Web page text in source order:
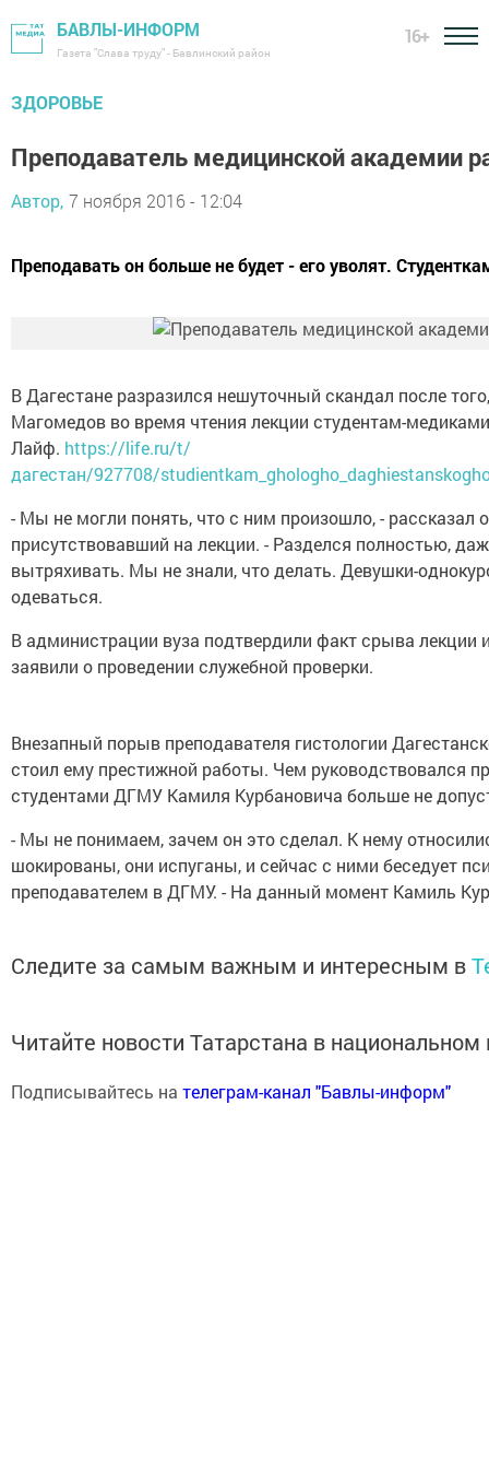
БАВЛЫ-ИНФОРМ
Газета "Слава труду" - Бавлинский район
16+
ЗДОРОВЬЕ
Преподаватель медицинской академии
Автор, 7 ноября 2016 - 12:04
Преподавать он больше не будет - его уволят.
В Дагестане разразился нешуточный скандал после
Магомедов во время чтения лекции студентам-
Лайф. https://life.ru/t/
дагестан/927708/
- Мы не могли понять, что с ним произошло, - рассказал
присутствовавший на лекции. - Разделся полностью,
вытряхивать. Мы не знали, что делать. Девушки-
одеваться.
В администрации вуза подтвердили факт срыва лекции
заявили о проведении служебной проверки.
Внезапный порыв преподавателя гистологии
стоил ему престижной работы. Чем руководствовался
студентами ДГМУ Камиля Курбановича больше не
- Мы не понимаем, зачем он это сделал. К нему
шокированы, они испуганы, и сейчас с ними беседует
преподавателем в ДГМУ. - На данный момент Камиль
Следите за самым важным и интересным в
Читайте новости Татарстана в
Подписывайтесь на телеграм-канал "Бавлы-информ"